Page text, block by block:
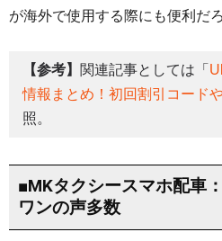
が海外で使用する際にも便利だろ
【参考】 関連記事としては「
情報まとめ！初回割引コード
照。
■MKタクシースマホ配車
ワンの声多数